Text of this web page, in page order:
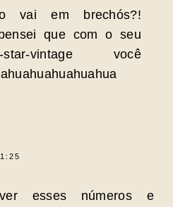
vai em brechós?!
que com o seu
vintage você
esses números e